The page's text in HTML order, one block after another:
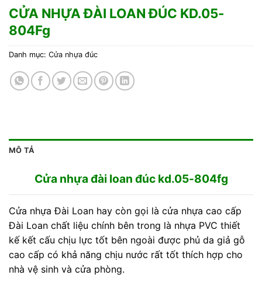
CỬA NHỰA ĐÀI LOAN ĐÚC KD.05-
804Fg
Danh mục: Cửa nhựa đúc
MÔ TẢ
Cửa nhựa đài loan đúc kd.05-804fg
Cửa nhựa Đài Loan hay còn gọi là cửa nhựa cao cấp
Đài Loan chất liệu chính bên trong là nhựa PVC thiết
kế kết cấu chịu lực tốt bên ngoài được phủ da giả gỗ
cao cấp có khả năng chịu nước rất tốt thích hợp cho
nhà vệ sinh và cửa phòng.